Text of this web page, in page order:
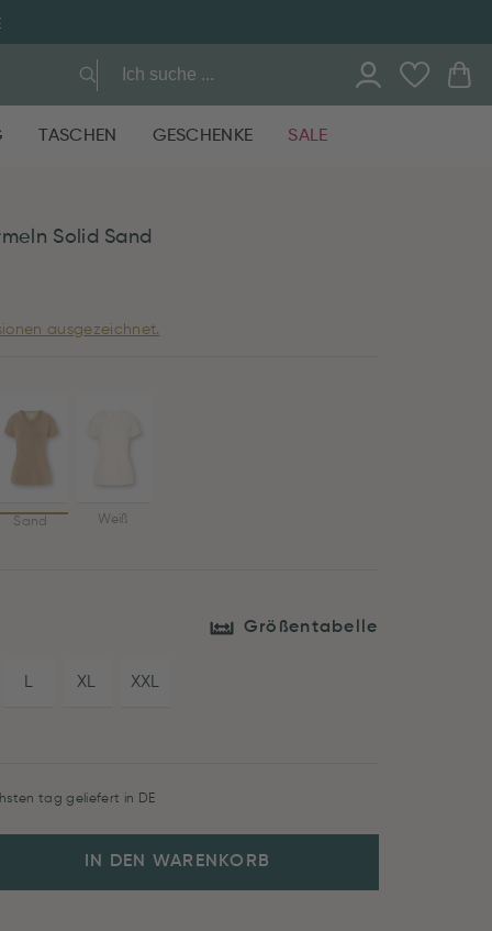
TASCHEN GESCHENKE SALE
Solid Sand
ausgezeichnet.
Sand Weiß
Größentabelle
L XL XXL
tag geliefert in DE
IN DEN WARENKORB